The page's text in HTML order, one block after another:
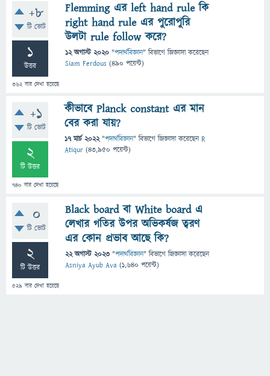
+8
টি ভোট
1
উত্তর
362বার দেখা হয়েছে
Flemming এর left hand rule কি
right hand rule এর পুরোপুরি
উলটা rule follow করে?
12 অগাস্ট 2020 "পদার্থবিজ্ঞান" বিভাগে জিজ্ঞাসাকরেছেন
Siam Ferdous (490 পয়েন্ট)
+1
টি ভোট
2
টি উত্তর
740 বার দেখা হয়েছে
কীভাবে Planck constant এর মান
বের করা যায়?
17 মার্চ 2022 "পদার্থবিজ্ঞান" বিভাগে জিজ্ঞাসাকরেছেনR
Atiqur (43,950 পয়েন্ট)
0
টি ভোট
2
টি উত্তর
529 বার দেখা হয়েছে
Black board বা White board এ
লেখার গতির উপর অভিকর্ষজ ত্বরণ
এর কোন প্রভাব আছে কি?
22 অগাস্ট 2023 "পদার্থবিজ্ঞান" বিভাগে জিজ্ঞাসাকরেছেন
Asniya Ayub Ava (1,640 পয়েন্ট)